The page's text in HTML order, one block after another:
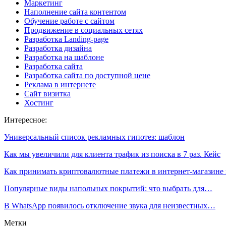
Маркетинг
Наполнение сайта контентом
Обучение работе с сайтом
Продвижение в социальных сетях
Разработка Landing-page
Разработка дизайна
Разработка на шаблоне
Разработка сайта
Разработка сайта по доступной цене
Реклама в интернете
Сайт визитка
Хостинг
Интересное:
Универсальный список рекламных гипотез: шаблон
Как мы увеличили для клиента трафик из поиска в 7 раз. Кейс
Как принимать криптовалютные платежи в интернет-
Популярные виды напольных покрытий: что выбрать для…
В WhatsApp появилось отключение звука для неизвестных…
Метки